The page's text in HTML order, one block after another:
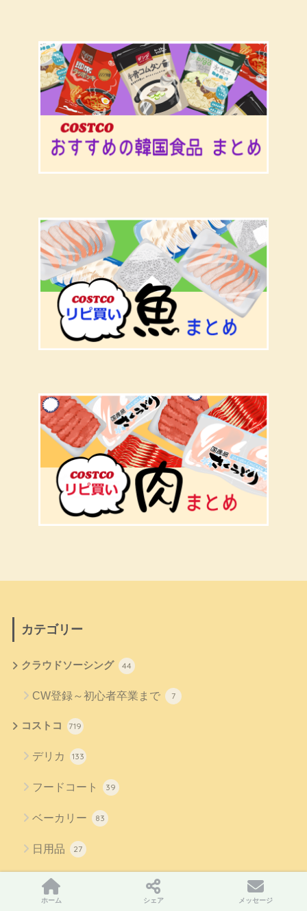
カテゴリー
クラウドソーシング 44
CW登録～初心者卒業まで 7
コストコ 719
デリカ 133
フードコート 39
ベーカリー 83
日用品 27
食品
ホーム シェア メッセージ